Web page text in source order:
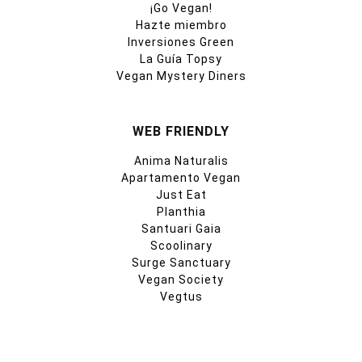
¡Go Vegan!
Hazte miembro
Inversiones Green
La Guía Topsy
Vegan Mystery Diners
WEB FRIENDLY
Anima Naturalis
Apartamento Vegan
Just Eat
Planthia
Santuari Gaia
Scoolinary
Surge Sanctuary
Vegan Society
Vegtus